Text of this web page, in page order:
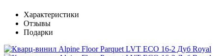
Характеристики
Отзывы
Подарки